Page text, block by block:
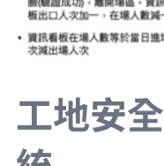
工地安